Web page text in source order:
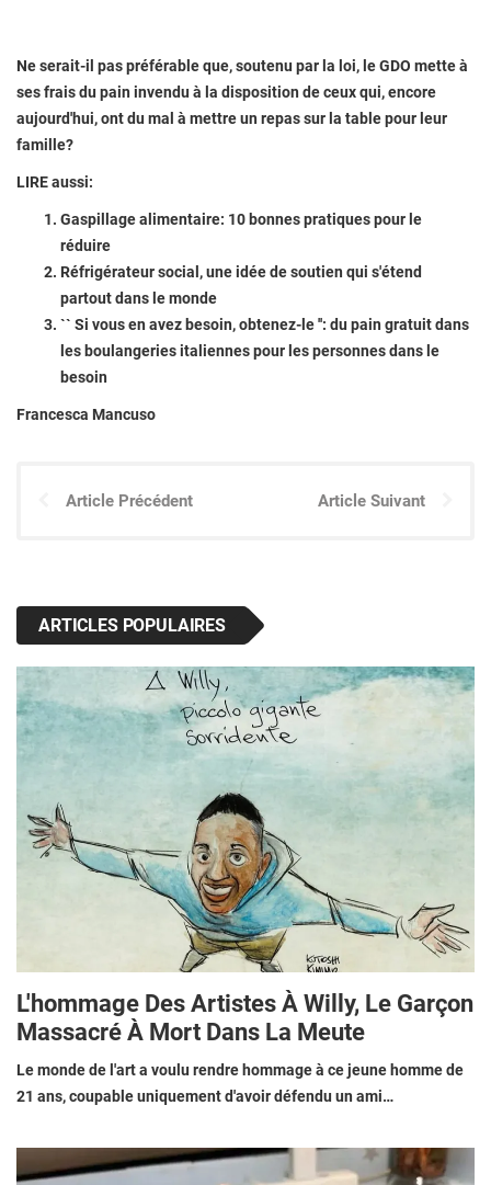
Ne serait-il pas préférable que, soutenu par la loi, le GDO mette à
ses frais du pain invendu à la disposition de ceux qui, encore
aujourd'hui, ont du mal à mettre un repas sur la table pour leur
famille?
LIRE aussi:
Gaspillage alimentaire: 10 bonnes pratiques pour le
réduire
Réfrigérateur social, une idée de soutien qui s'étend
partout dans le monde
`` Si vous en avez besoin, obtenez-le '': du pain gratuit dans
les boulangeries italiennes pour les personnes dans le
besoin
Francesca Mancuso
Article Précédent Article Suivant
ARTICLES POPULAIRES
L'hommage Des Artistes À Willy, Le Garçon
Massacré À Mort Dans La Meute
Le monde de l'art a voulu rendre hommage à ce jeune homme de
21 ans, coupable uniquement d'avoir défendu un ami…